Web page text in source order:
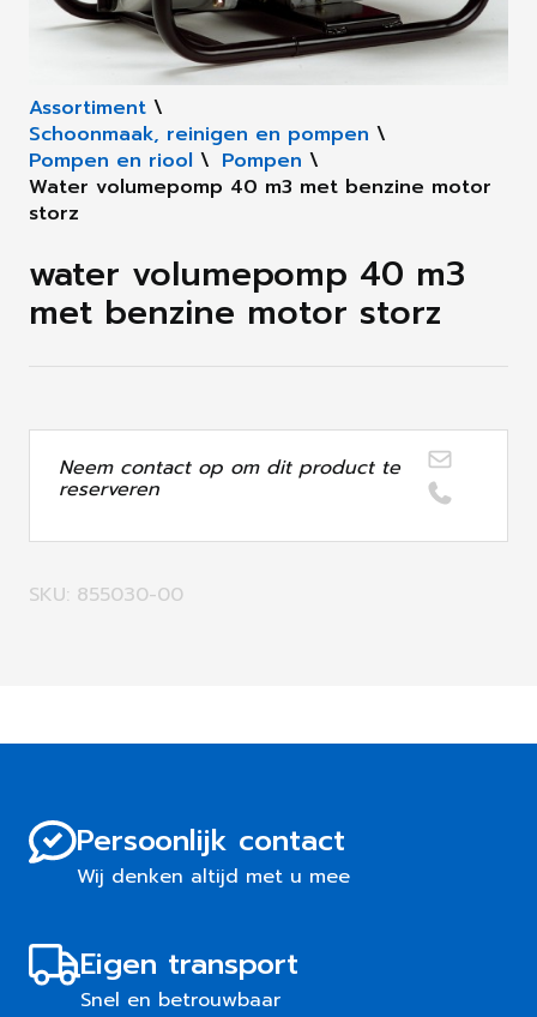
Assortiment \
Schoonmaak, reinigen en pompen \
Pompen en riool \ Pompen \
Water volumepomp 40 m3 met benzine motor
storz
water volumepomp 40 m3
met benzine motor storz
Neem contact op om dit product te
reserveren
SKU: 855030-00
Persoonlijk contact
Wij denken altijd met u mee
Eigen transport
Snel en betrouwbaar